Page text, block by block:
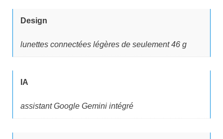
Design
lunettes connectées légères de seulement 46 g
IA
assistant Google Gemini intégré